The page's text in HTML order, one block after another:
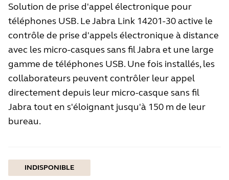
Solution de prise d'appel électronique pour
téléphones USB. Le Jabra Link 14201-30 active le
contrôle de prise d'appels électronique à distance
avec les micro-casques sans fil Jabra et une large
gamme de téléphones USB. Une fois installés, les
collaborateurs peuvent contrôler leur appel
directement depuis leur micro-casque sans fil
Jabra tout en s'éloignant jusqu'à 150 m de leur
bureau.
INDISPONIBLE